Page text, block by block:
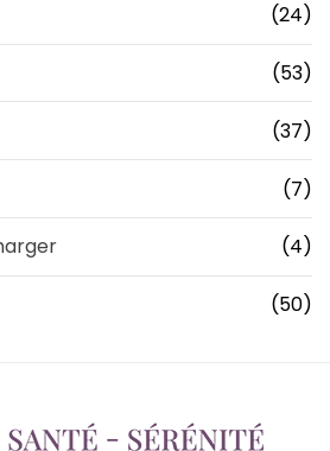
(24)
(53)
(37)
(7)
(4)
(50)